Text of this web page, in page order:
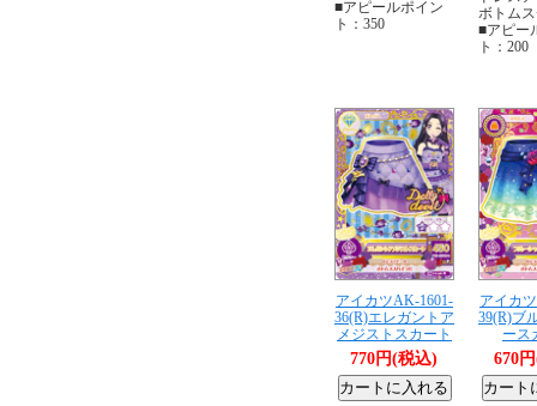
■アピールポイン
ト：350
ボトム
■アピー
ト：200
アイカツAK-1601-
36(R)エレガントア
メジストスカート
770円(税込)
アイカ
39(R)ブ
ース
670